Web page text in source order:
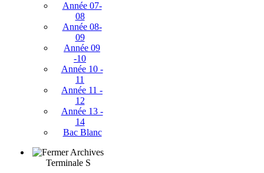
Année 07-
08
Année 08-
09
Année 09
-10
Année 10 -
11
Année 11 -
12
Année 13 -
14
Bac Blanc
Archives
Terminale S